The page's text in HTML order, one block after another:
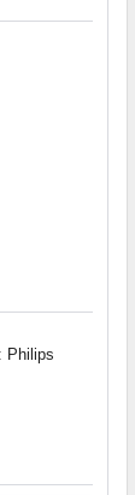
Philips